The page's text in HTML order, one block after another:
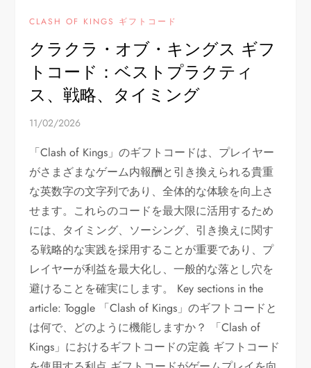
CLASH OF KINGS ギフトコード
クラクラ・オブ・キングス ギフ
トコード：ベストプラクティ
ス、戦略、タイミング
11/02/2026
「Clash of Kings」のギフトコードは、プレイヤー
がさまざまなゲーム内報酬と引き換えられる貴重
な英数字の文字列であり、全体的な体験を向上さ
せます。これらのコードを最大限に活用するため
には、タイミング、ソーシング、引き換えに関す
る戦略的な実践を採用することが重要であり、プ
レイヤーが利益を最大化し、一般的な落とし穴を
避けることを確実にします。 Key sections in the
article: Toggle 「Clash of Kings」のギフトコードと
は何で、どのように機能しますか？ 「Clash of
Kings」におけるギフトコードの定義 ギフトコード